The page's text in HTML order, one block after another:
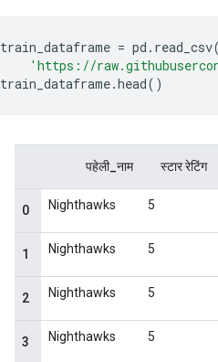
train_dataframe = pd . read_csv(
'https://
train_dataframe.head()